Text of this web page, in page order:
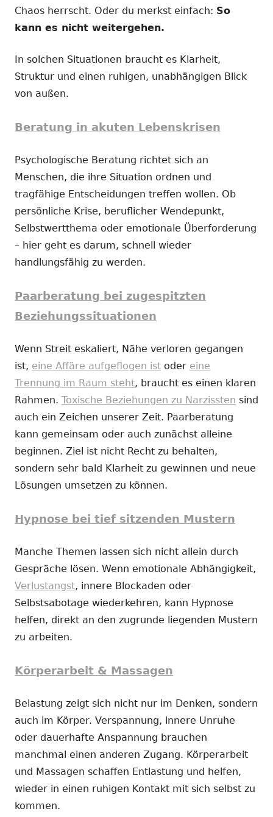
Chaos herrscht. Oder du merkst einfach: So
kann es nicht weitergehen.
In solchen Situationen braucht es Klarheit,
Struktur und einen ruhigen, unabhängigen Blick
von außen.
Beratung in akuten Lebenskrisen
Psychologische Beratung richtet sich an
Menschen, die ihre Situation ordnen und
tragfähige Entscheidungen treffen wollen. Ob
persönliche Krise, beruflicher Wendepunkt,
Selbstwertthema oder emotionale Überforderung
– hier geht es darum, schnell wieder
handlungsfähig zu werden.
Paarberatung bei zugespitzten
Beziehungssituationen
Wenn Streit eskaliert, Nähe verloren gegangen
ist, eine Affäre aufgeflogen ist oder eine
Trennung im Raum steht, braucht es einen klaren
Rahmen. Toxische Beziehungen zu Narzissten sind
auch ein Zeichen unserer Zeit. Paarberatung
kann gemeinsam oder auch zunächst alleine
beginnen. Ziel ist nicht Recht zu behalten,
sondern sehr bald Klarheit zu gewinnen und neue
Lösungen umsetzen zu können.
Hypnose bei tief sitzenden Mustern
Manche Themen lassen sich nicht allein durch
Gespräche lösen. Wenn emotionale Abhängigkeit,
Verlustangst, innere Blockaden oder
Selbstsabotage wiederkehren, kann Hypnose
helfen, direkt an den zugrunde liegenden Mustern
zu arbeiten.
Körperarbeit & Massagen
Belastung zeigt sich nicht nur im Denken, sondern
auch im Körper. Verspannung, innere Unruhe
oder dauerhafte Anspannung brauchen
manchmal einen anderen Zugang. Körperarbeit
und Massagen schaffen Entlastung und helfen,
wieder in einen ruhigen Kontakt mit sich selbst zu
kommen.